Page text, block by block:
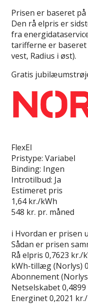
Prisen er baseret
Den rå elpris er
fra
tarifferne er
vest, Radius i øst).
Gratis
FlexEl
Pristype: Variabel
Binding: Ingen
Introtilbud: Ja
Estimeret pris
1,64 kr./kWh
548 kr. pr. måned
i Hvordan er prisen
Sådan er prisen
Rå elpris 0,7623 kr./
kWh-tillæg (Norlys)
Abonnement
Netselskabet
Energinet0,2021